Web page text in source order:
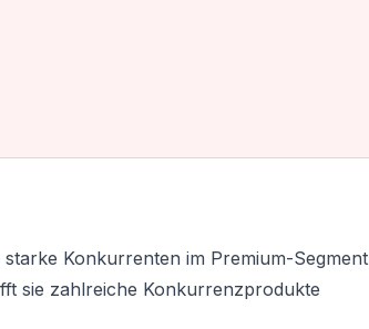
Konkurrenten im Premium-Segment
sie zahlreiche Konkurrenzprodukte